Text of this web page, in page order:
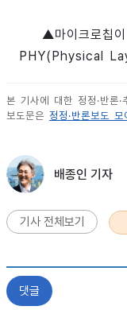
▲마이크로칩
PHY(Physical
본 기사에 대한 정정·반론·
보도문은 정정·반론보도 모
배종인 기자
기사 전체보기
댓글